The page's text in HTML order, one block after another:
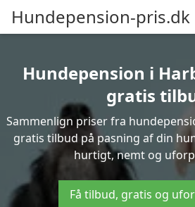
Hundepension-pris.dk
Hundepension i
gratis
Sammenlign priser fra
gratis tilbud på pasning af din
hurtigt, nemt og
Få tilbud, gratis og